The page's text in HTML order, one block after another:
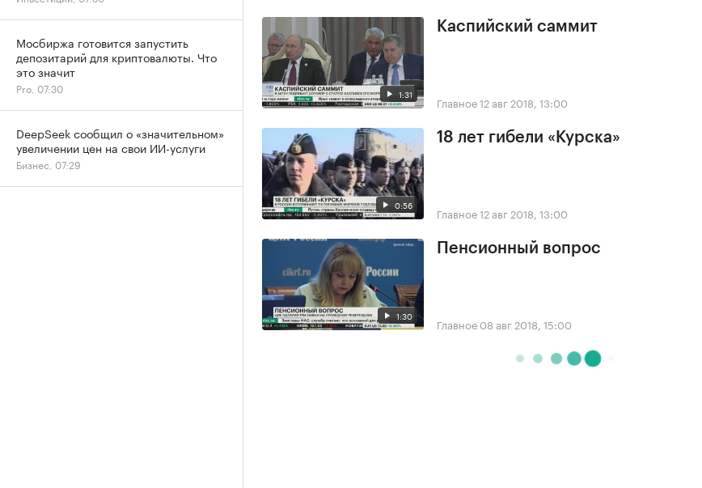
1:31
Каспийский саммит
Главное12 авг 2018, 13:00
0:56
18 лет гибели «Курска»
Главное12 авг 2018, 13:00
1:30
Пенсионный вопрос
Главное 08 авг 2018, 15:00
Мосбиржа готовится запустить
депозитарий для криптовалюты. Что
это значит
Pro, 07:30
DeepSeek сообщил о «значительном»
увеличении цен на свои ИИ-услуги
Бизнес, 07:29